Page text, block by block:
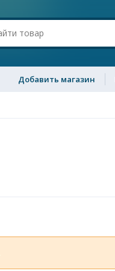
Добавить магазин